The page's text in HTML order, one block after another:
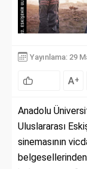
Yayınlama: 29
A+
Anadolu
Uluslararası
sinemasının